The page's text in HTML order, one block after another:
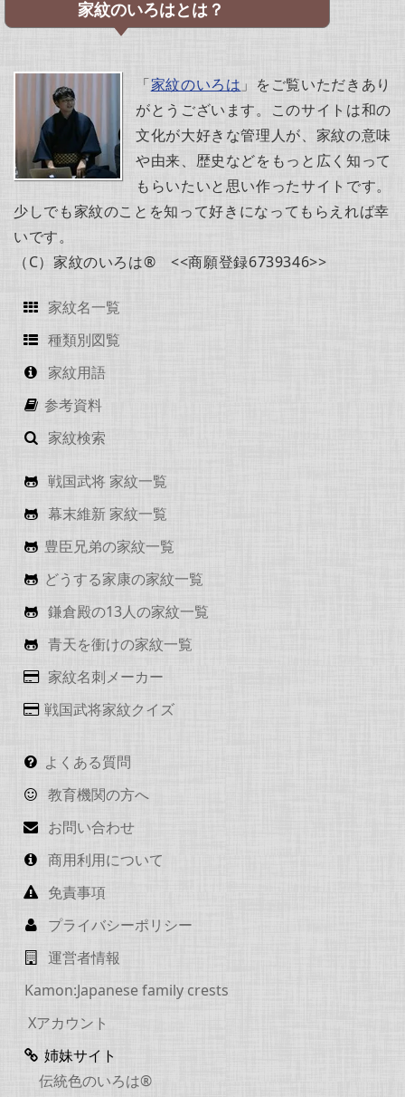
家紋のいろはとは？
「家紋のいろは 」をご覧いただきあり
がとうございます。このサイトは和の
文化が大好きな管理人が、家紋の意味
や由来、歴史などをもっと広く知って
もらいたいと思い作ったサイトです。
少しでも家紋のことを知って好きになってもらえれば幸
いです。
（C）家紋のいろは® <<商願登録6739346>>
家紋名一覧
種類別図覧
家紋用語
参考資料
家紋検索
戦国武将 家紋一覧
幕末維新 家紋一覧
豊臣兄弟の家紋一覧
どうする家康の家紋一覧
鎌倉殿の13人の家紋一覧
青天を衝けの家紋一覧
家紋名刺メーカー
戦国武将家紋クイズ
よくある質問
教育機関の方へ
お問い合わせ
商用利用について
免責事項
プライバシーポリシー
運営者情報
Kamon:Japanese family crests
Xアカウント
姉妹サイト
伝統色のいろは®